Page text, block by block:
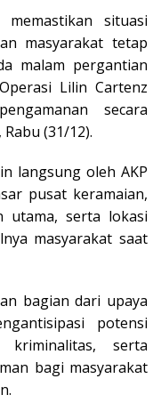
situasi
masyarakat tetap
malam pergantian
Lilin Cartenz
secara
(31/12).
langsung oleh AKP
pusat keramaian,
utama, serta lokasi
masyarakat saat
bagian dari upaya
potensi
kriminalitas, serta
bagi masyarakat